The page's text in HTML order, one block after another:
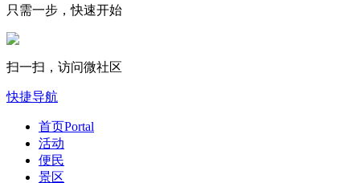
只需一步，快速开始
扫一扫，访问微社区
快捷导航
首页Portal
活动
便民
景区